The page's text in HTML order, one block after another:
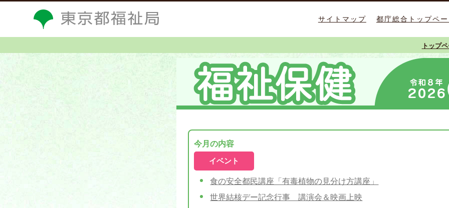
サイトマップ 都庁総合トップペー
トップ
今月の内容
イベント
食の安全都民講座「有毒植物の見分け方講座」
世界結核デー記念行事 講演会＆映画上映